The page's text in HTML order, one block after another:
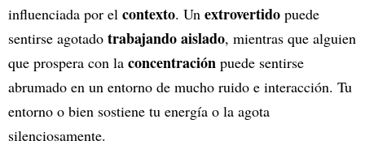
influenciada por el contexto. Un extrovertido puede
sentirse agotado trabajando aislado, mientras que alguien
que prospera con la concentración puede sentirse
abrumado en un entorno de mucho ruido e interacción. Tu
entorno o bien sostiene tu energía o la agota
silenciosamente.